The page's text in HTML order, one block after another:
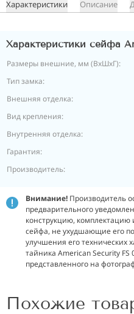
Характеристики Описание
Характеристики сейфа
Размеры внешние, мм (ВхШхГ):
Тип замка:
Внешняя отделка:
Вид крепления:
Внутренняя отделка:
Гарантия:
Производитель:
Внимание! Производитель
предварительного
конструкцию, комплектацию
сейфа, не ухудшающие его
улучшения его технических
тайника American Security FS
представленного на
Похожие